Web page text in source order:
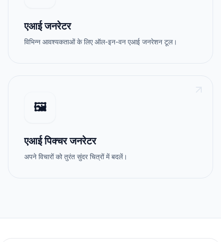
एआई जनरेटर
विभिन्न आवश्यकताओं के लिए ऑल-इन-वन एआई जनरेशन टूल।
🖼️
एआई पिक्चर जनरेटर
अपने विचारों को तुरंत सुंदर चित्रों में बदलें।